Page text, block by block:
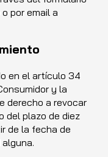
por email a
en el artículo 34
y la
derecho a revocar
del plazo de diez
de la fecha de